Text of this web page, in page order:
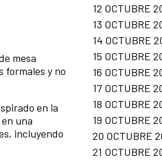
mesa
formales y no
en la
en una
incluyendo
12 OCTUBRE
13 OCTUBRE
14 OCTUBRE
15 OCTUBRE
16 OCTUBRE
17 OCTUBRE
18 OCTUBRE
19 OCTUBRE
20 OCTUBRE
21 OCTUBRE